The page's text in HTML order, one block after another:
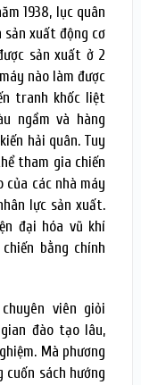
1938, lục quân
sản xuất động cơ
sản xuất ở 2
nào làm được
tranh khốc liệt
ngầm và hàng
hải quân. Tuy
tham gia chiến
của các nhà máy
lực sản xuất.
đại hóa vũ khí
bằng chính
viên giỏi
đào tạo lâu,
Mà phương
sách hướng